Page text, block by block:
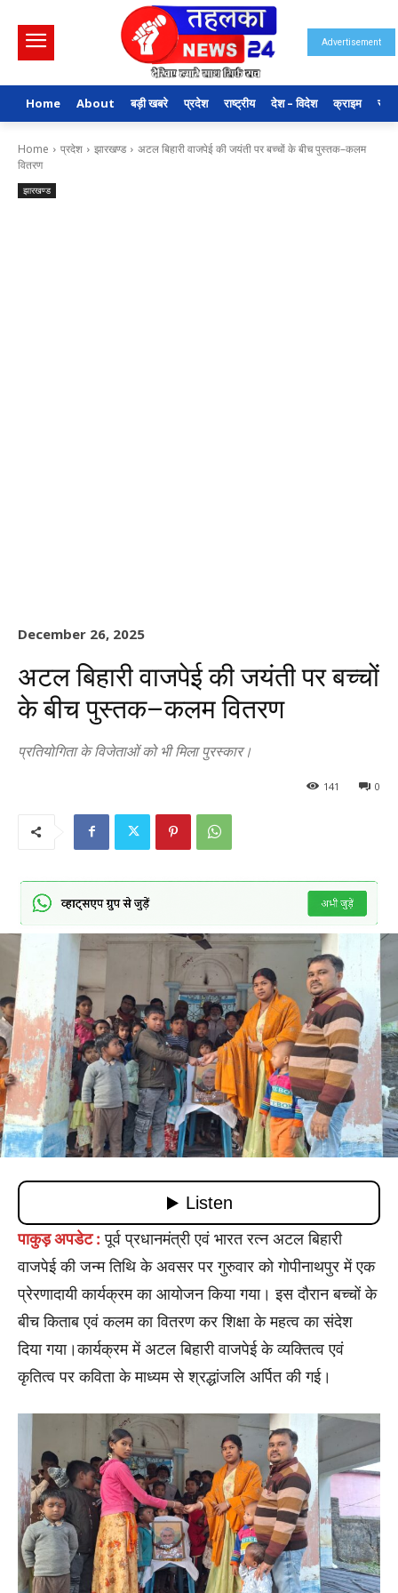
Advertisement
Home About बड़ी खबरे प्रदेश राष्ट्रीय देश – विदेश क्राइम
Home प्रदेश झारखण्ड
अटल बिहारी वाजपेई की जयंती पर बच्चों के बीच पुस्तक–कलम
वितरण
झारखण्ड
December 26, 2025
अटल बिहारी वाजपेई की जयंती पर बच्चों
के बीच पुस्तक–कलम वितरण
प्रतियोगिता के विजेताओं को भी मिला पुरस्कार।
0
141
पाकुड़ अपडेट : पूर्व प्रधानमंत्री एवं भारत रत्न अटल बिहारी
वाजपेई की जन्म तिथि के अवसर पर गुरुवार को गोपीनाथपुर में एक
प्रेरणादायी कार्यक्रम का आयोजन किया गया। इस दौरान बच्चों के
बीच किताब एवं कलम का वितरण कर शिक्षा के महत्व का संदेश
दिया गया।कार्यक्रम में अटल बिहारी वाजपेई के व्यक्तित्व एवं
कृतित्व पर कविता के माध्यम से श्रद्धांजलि अर्पित की गई।